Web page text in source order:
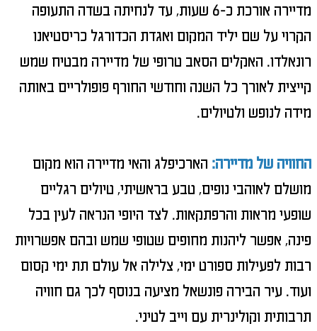
מדיירה אורכת כ-6 שעות, עד לנחיתה בשדה התעופה
הקרוי על שם יליד המקום ואגדת הכדורגל כריסטיאנו
רונאלדו. האקלים הסאב טרופי של מדיירה מבטיח שמש
קייצית לאורך כל השנה וחודשי החורף פופולריים באותה
מידה לנופש ולטיולים.
החוויה של מדיירה: הארכיפלג והאי מדיירה הוא מקום
מושלם לאוהבי נופים, טבע בראשיתי, טיולים רגליים
שופעי מראות והרפתקאות. לצד היופי הנראה לעין בכל
פינה, אפשר ליהנות מחופים שטופי שמש ובהם אפשרויות
רבות לפעילות ספורט ימי, צלילה אל עולם תת ימי קסום
ועוד. עיר הבירה פונשאל מציעה בנוסף לכך גם חוויה
תרבותית וקולינרית עם וייב לטיני.